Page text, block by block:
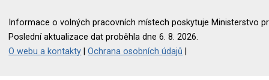
Informace o volných pracovních místech poskytuje Ministerstvo
Poslední aktualizace dat proběhla dne 6. 8. 2026.
O webu a kontakty |Ochrana osobních údajů